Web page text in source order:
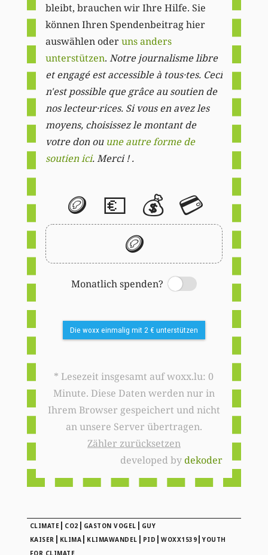
bleibt, brauchen wir Ihre Hilfe. Sie
können Ihren Spendenbeitrag hier
auswählen oderuns anders
unterstützen. Notre journalisme libre
et engagé est accessible à tous·tes. Ceci
n'est possible que grâce au soutien de
nos lecteur·rices. Si vous en avez les
moyens, choisissez le montant de
votre don ou une autre forme de
soutien ici. Merci ! .
🪙 💶 💰 💳
🪙
Monatlich spenden?
Switch
Die woxx einmalig mit 2 € unterstützen
* Lesezeit insgesamt auf woxx.lu: 0
Minute. Diese Daten werden nur in
Ihrem Browser gespeichert und nicht
an unsere Server übertragen.
Zähler zurücksetzen
developed bydekoder
CLIMATE | CO2 | GASTON VOGEL | GUY
KAISER | KLIMA | KLIMAWANDEL | PID |WOXX1539 |YOUTH
FOR CLIMATE